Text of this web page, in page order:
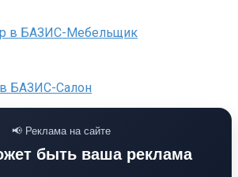
📢 Реклама на сайте
быть ваша реклама